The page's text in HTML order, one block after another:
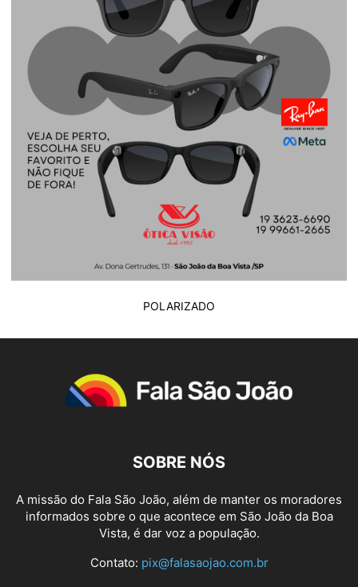
POLARIZADO
SOBRE NÓS
A missão do Fala São João, além de manter os moradores
informados sobre o que acontece em São João da Boa
Vista, é dar voz a população.
Contato: pix@falasaojao.com.br